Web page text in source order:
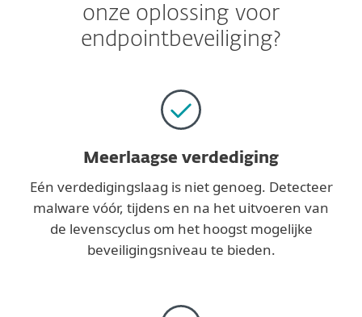
onze oplossing voor
endpointbeveiliging?
Meerlaagse verdediging
Eén verdedigingslaag is niet genoeg. Detecteer
malware vóór, tijdens en na het uitvoeren van
de levenscyclus om het hoogst mogelijke
beveiligingsniveau te bieden.